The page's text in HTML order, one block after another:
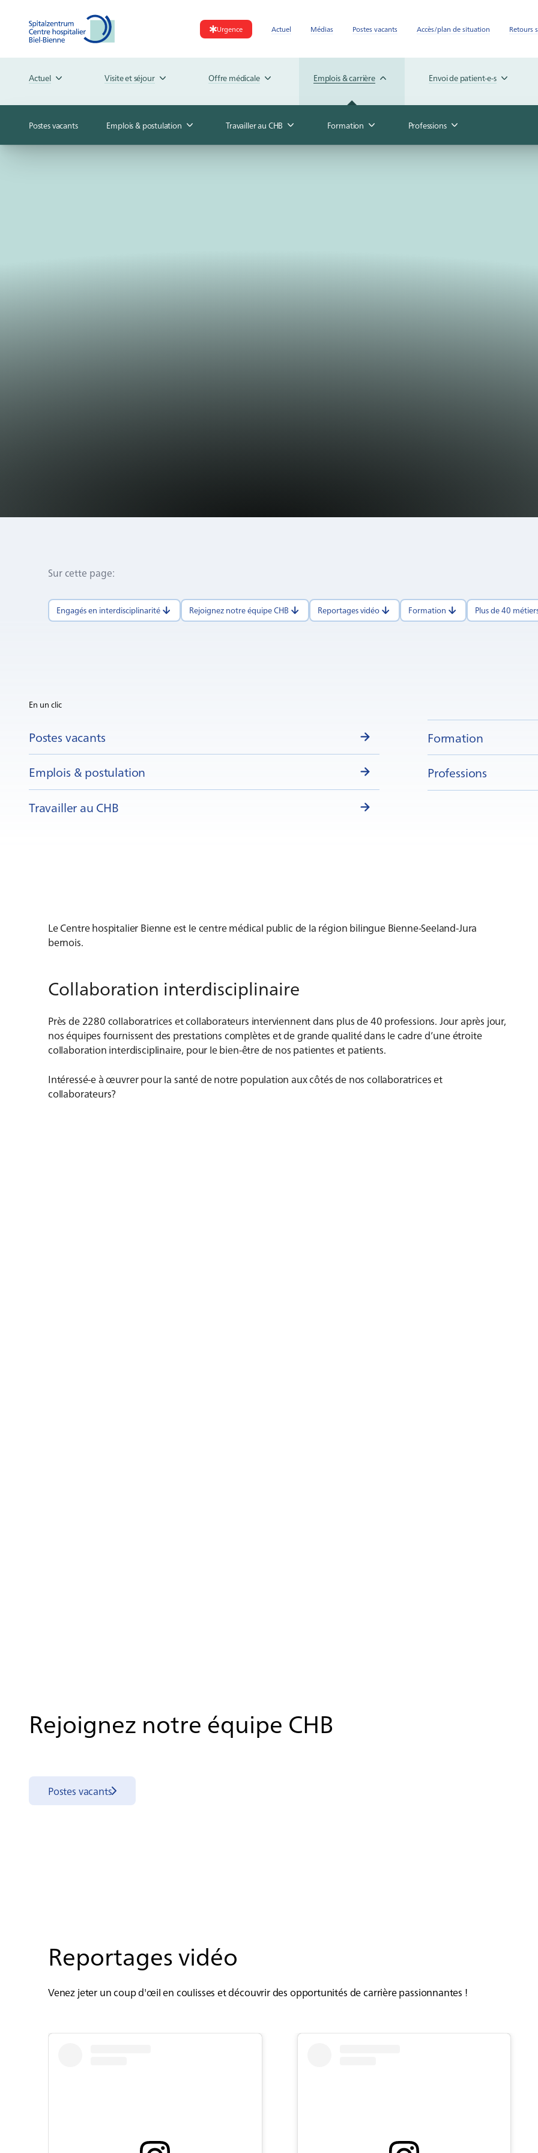
Urgence Actuel Médias Postes vacants Accès/plan de situation Retours
Actuel Visite et séjour Offre médicale Emplois & carrière
Postes vacants Emplois & postulation Travailler au CHB Formation Professions
Envoi de patient-e-s
Sur cette page:
Engagés en interdisciplinarité Rejoignez notre équipe CHB Reportages vidéo Formation Plus de 40
En un clic
Postes vacants
Emplois & postulation
Travailler au CHB
Formation
Professions
Le Centre hospitalier Bienne est le centre médical public de la région bilingue Bienne-Seeland-Jura
bernois.
Collaboration interdisciplinaire
Près de 2280 collaboratrices et collaborateurs interviennent dans plus de 40 professions. Jour après jour,
nos équipes fournissent des prestations complètes et de grande qualité dans le cadre d’une étroite
collaboration interdisciplinaire, pour le bien-être de nos patientes et patients.
Intéressé-e à œuvrer pour la santé de notre population aux côtés de nos collaboratrices et
collaborateurs?
Rejoignez notre équipe CHB
Postes vacants
Reportages vidéo
Venez jeter un coup d'œil en coulisses et découvrir des opportunités de carrière passionnantes !